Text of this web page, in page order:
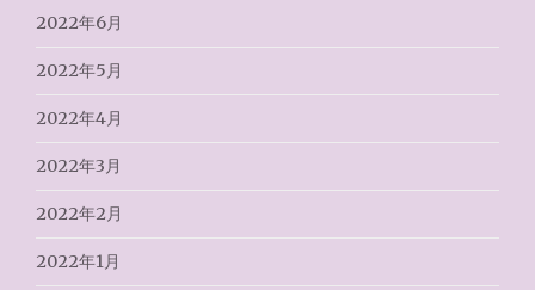
2022年6月
2022年5月
2022年4月
2022年3月
2022年2月
2022年1月